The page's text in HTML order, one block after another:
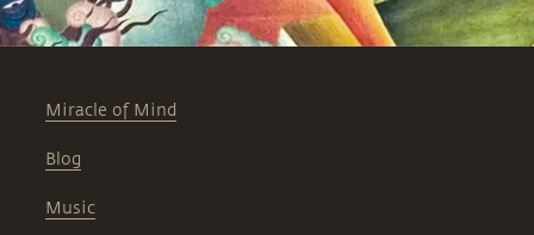
Miracle of Mind
Blog
Music